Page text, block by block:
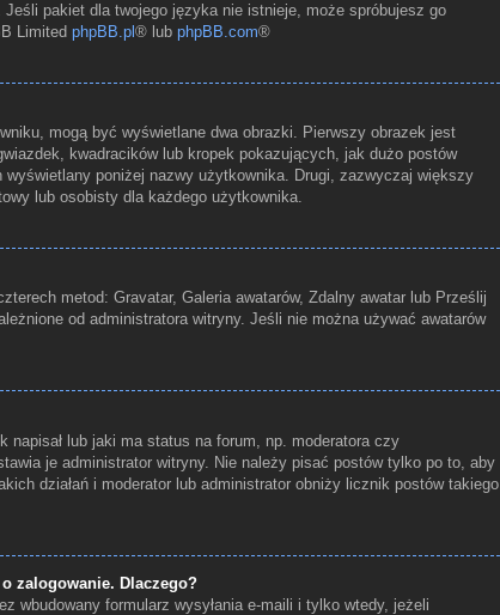
pakiet dla twojego języka nie istnieje, może spróbujesz go
Limited phpBB.pl ® lub phpBB.com®
mogą być wyświetlane dwa obrazki. Pierwszy obrazek jest
kwadracików lub kropek pokazujących, jak dużo postów
poniżej nazwy użytkownika. Drugi, zazwyczaj większy
lub osobisty dla każdego użytkownika.
metod: Gravatar, Galeria awatarów, Zdalny awatar lub Prześlij
od administratora witryny. Jeśli nie można używać awatarów
lub jaki ma status na forum, np. moderatora czy
je administrator witryny. Nie należy pisać postów tylko po to, aby
działań i moderator lub administrator obniży licznik postów takiego
zalogowanie. Dlaczego?
wbudowany formularz wysyłania e-maili i tylko wtedy, jeżeli